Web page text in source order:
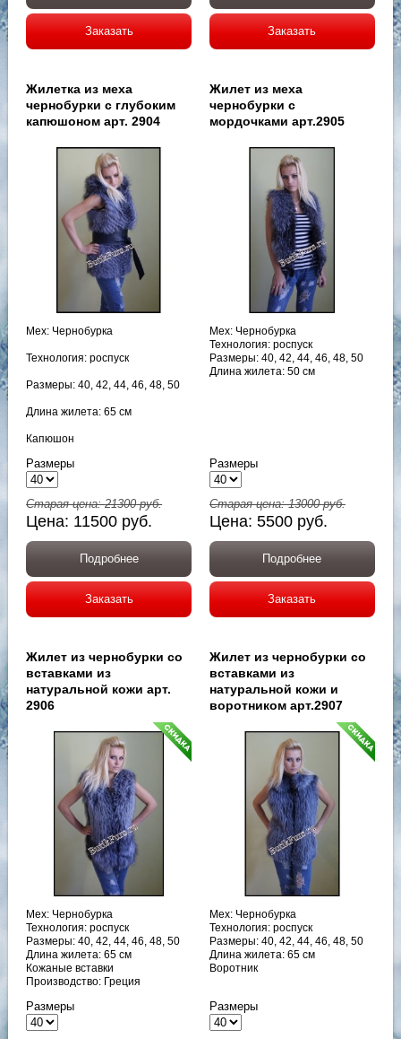
Заказать Заказать
Жилетка из меха
чернобурки с глубоким
капюшоном арт. 2904
Мех: Чернобурка
Технология: роспуск
Размеры: 40, 42, 44, 46, 48, 50
Длина жилета: 65 см
Капюшон
Размеры
Старая цена:21300руб.
Цена: 11500 руб.
Подробнее
Заказать
Жилет из меха
чернобурки с
мордочками арт.2905
Мех: Чернобурка
Технология: роспуск
Размеры: 40, 42, 44, 46, 48, 50
Длина жилета: 50 см
Размеры
Старая цена:13000руб.
Цена: 5500 руб.
Подробнее
Заказать
Жилет из чернобурки со
вставками из
натуральной кожи арт.
2906
Мех: Чернобурка
Технология: роспуск
Размеры: 40, 42, 44, 46, 48, 50
Длина жилета: 65 см
Кожаные вставки
Производство: Греция
Размеры
Жилет из чернобурки со
вставками из
натуральной кожи и
воротником арт.2907
Мех: Чернобурка
Технология: роспуск
Размеры: 40, 42, 44, 46, 48, 50
Длина жилета: 65 см
Воротник
Размеры